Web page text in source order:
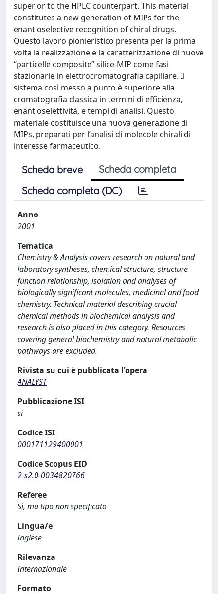
superior to the HPLC counterpart. This material
constitutes a new generation of MIPs for the
enantioselective recognition of chiral drugs.
Questo lavoro pionieristico presenta per la prima
volta la realizzazione e la caratterizzazione di nuove
“particelle composite” silice-MIP come fasi
stazionarie in elettrocromatografia capillare. Il
sistema così messo a punto è superiore alla
cromatografia classica in termini di efficienza,
enantioselettività, e tempi di analisi. Questo
materiale costituisce una nuova generazione di
MIPs, preparati per l’analisi di molecole chirali di
interesse farmaceutico.
Scheda breve
Scheda completa
Scheda completa (DC)
Anno
2001
Tematica
Chemistry & Analysis covers research on natural and
laboratory syntheses, chemical structure, structure-
function relationship, isolation and analyses of
biologically significant molecules, medicinal and food
chemistry. Technical material describing crucial
chemical methods in biochemical analysis and
research is also placed in this category. Resources
covering general biochemistry and natural metabolic
pathways are excluded.
Rivista su cui è pubblicata l'opera
ANALYST
Pubblicazione ISI
sì
Codice ISI
000171129400001
Codice Scopus EID
2-s2.0-0034820766
Referee
Sì, ma tipo non specificato
Lingua/e
Inglese
Rilevanza
Internazionale
Formato